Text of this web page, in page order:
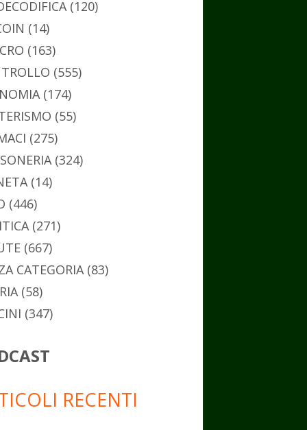
(120)
(14)
(163)
(555)
(174)
(55)
(275)
(324)
(14)
(446)
(271)
(667)
CATEGORIA(83)
(58)
(347)
RECENTI